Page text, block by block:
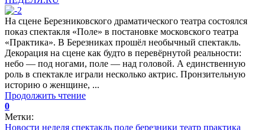
На сцене Березниковского драматического театра состоялся
показ спектакля «Поле» в постановке московского театра
«Практика». В Березниках прошёл необычный спектакль.
Декорация на сцене как будто в перевёрнутой реальности:
небо — под ногами, поле — над головой. А единственную
роль в спектакле играли несколько актрис. Пронзительную
историю о женщине, ...
Продолжить чтение
0
Метки:
Новости неделя спектакль поле березники театр практика